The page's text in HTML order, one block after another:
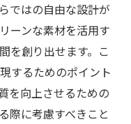
ではの自由な設計が
ーンな素材を活用す
を創り出せます。こ
するためのポイント
を向上させるための
際に考慮すべきこと